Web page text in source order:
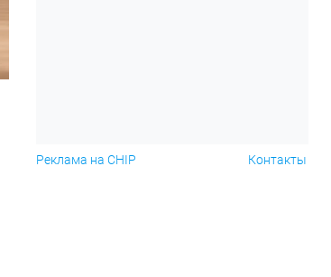
Реклама на CHIP Контакты